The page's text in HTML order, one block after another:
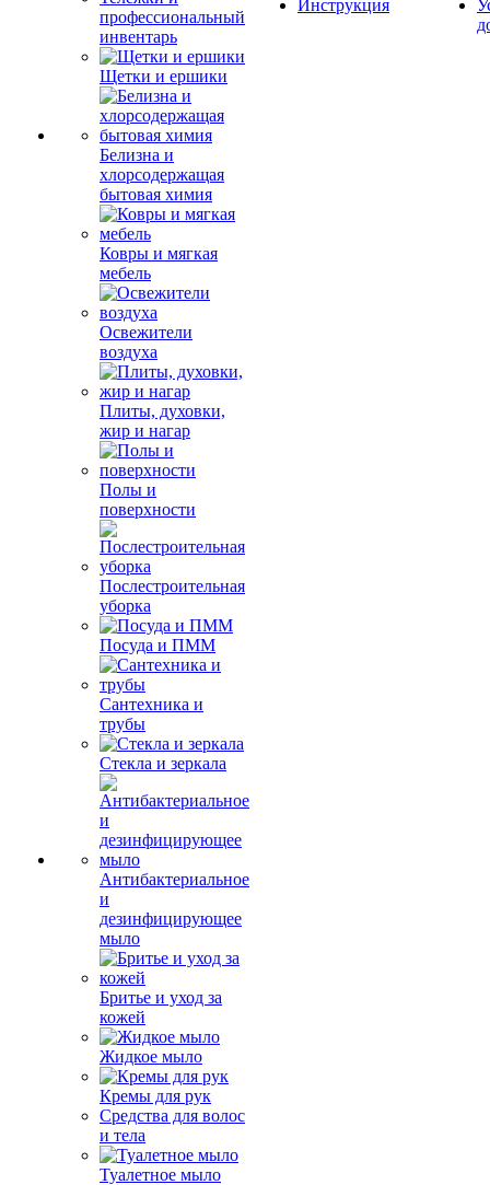
профессиональный
инвентарь
Щетки и ершики
Белизна и
хлорсодержащая
бытовая химия
Ковры и мягкая
мебель
Освежители
воздуха
Плиты, духовки,
жир и нагар
Полы и
поверхности
Послестроительная
уборка
Посуда и ПММ
Сантехника и
трубы
Стекла и зеркала
Антибактериальное
и
дезинфицирующее
мыло
Бритье и уход за
кожей
Жидкое мыло
Кремы для рук
Средства для волос
и тела
Туалетное мыло
Инструкция